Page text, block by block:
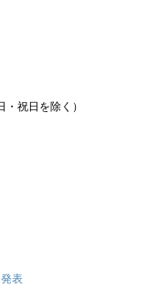
祝日を除く）
表